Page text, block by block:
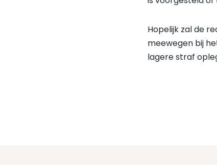
Hopelijk zal de
meewegen bij
lagere straf